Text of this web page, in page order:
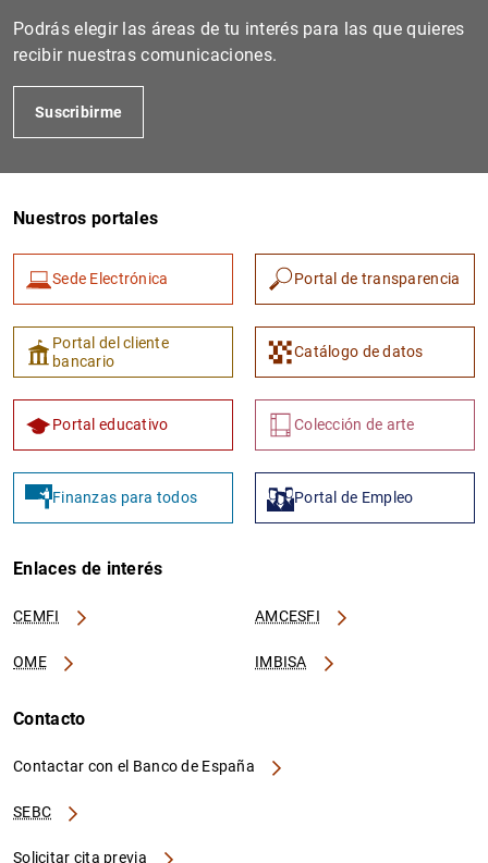
Podrás elegir las áreas de tu interés para las que quieres
recibir nuestras comunicaciones.
Suscribirme
Nuestros portales
Sede Electrónica Portal de transparencia
Portal del cliente
bancario
Catálogo de datos
Portal educativo Colección de arte
Finanzas para todos Portal de Empleo
Enlaces de interés
CEMFI AMCESFI
OME IMBISA
Contacto
Contactar con el Banco de España
SEBC
Solicitar cita previa